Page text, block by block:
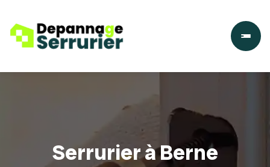
Serrurier à Berne